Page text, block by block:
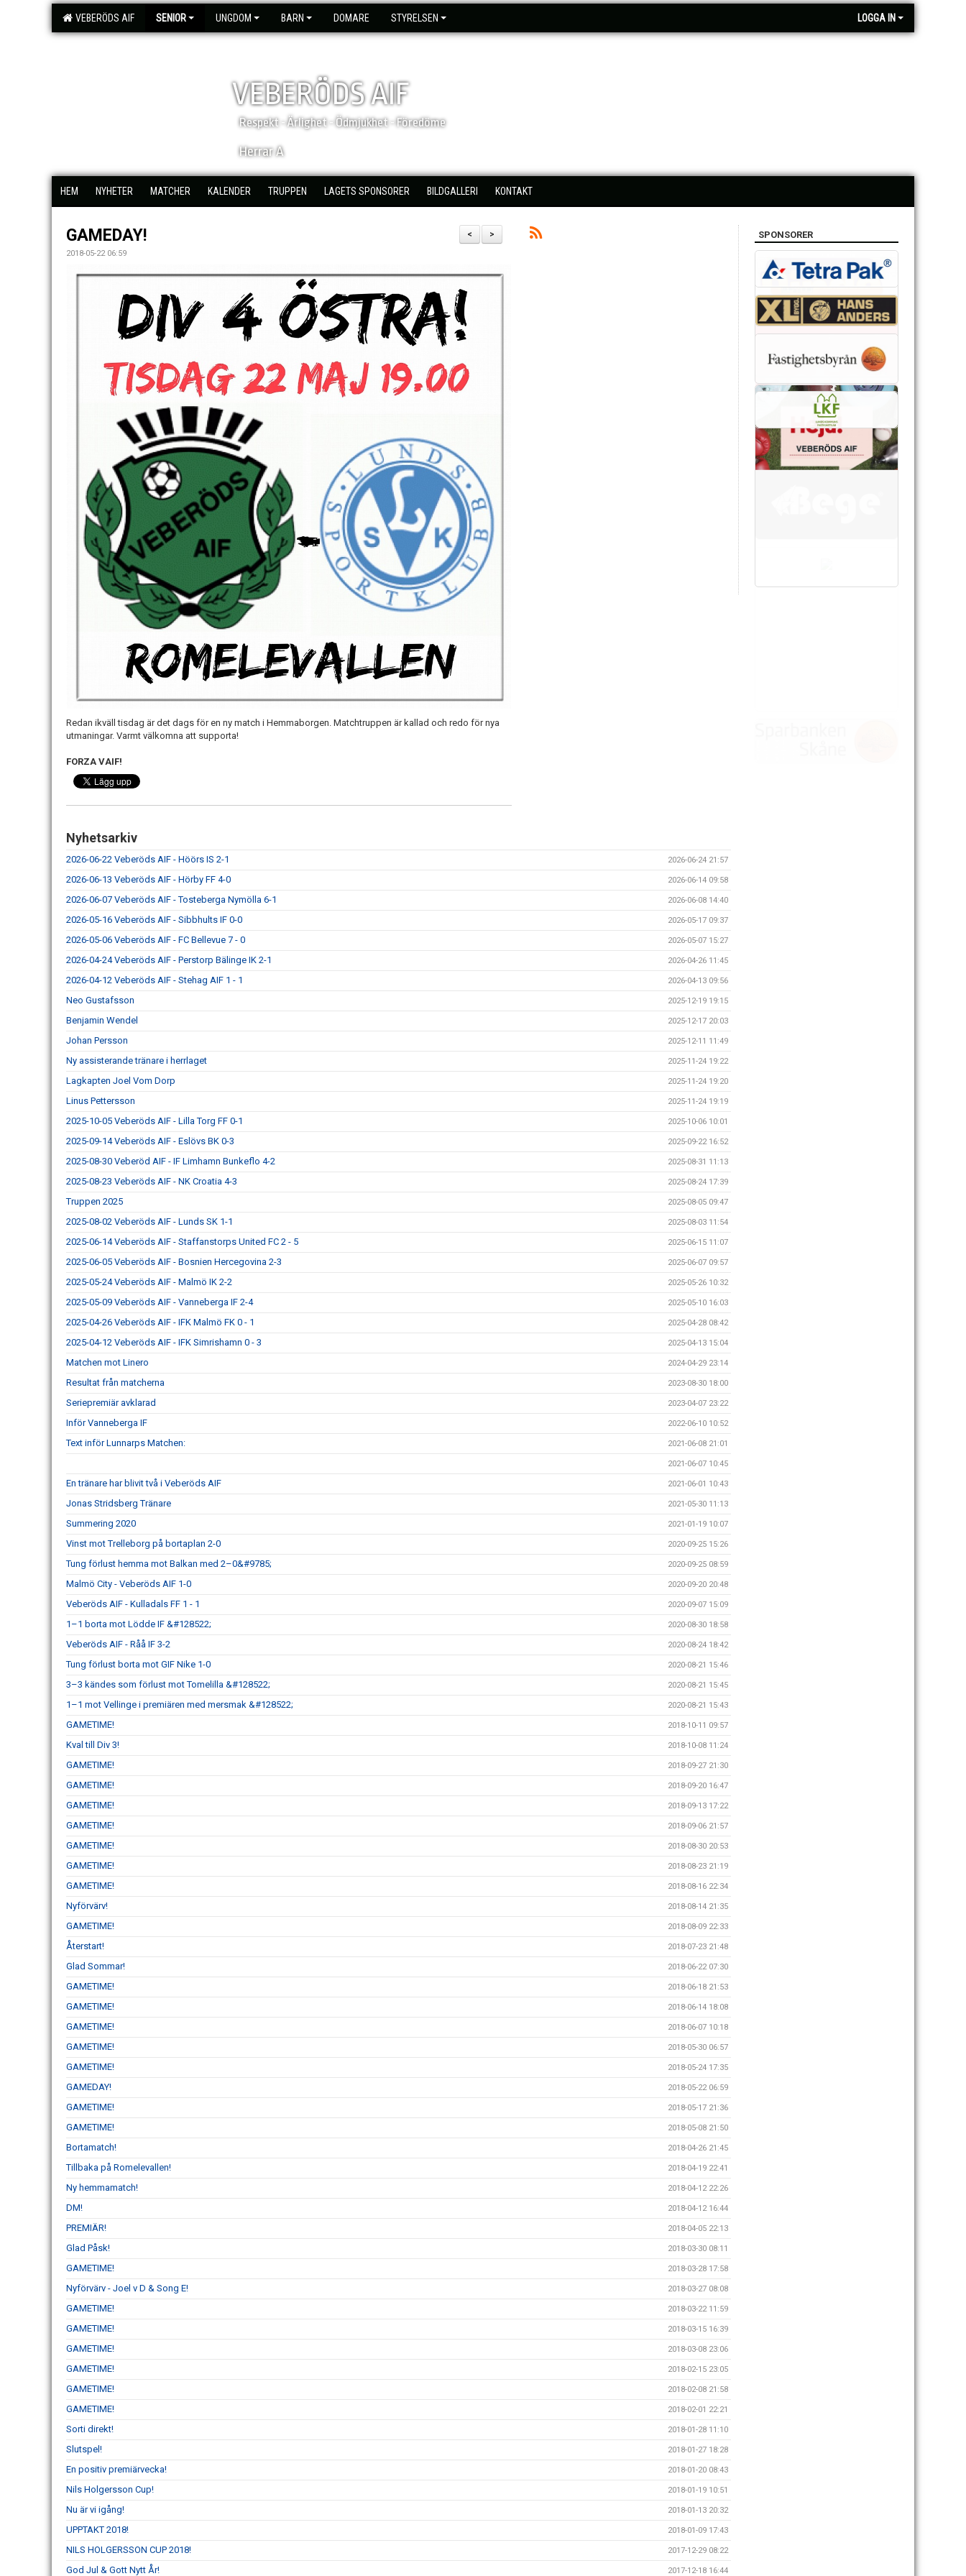
VEBERÖDS AIF SENIOR UNGDOM BARN DOMARE STYRELSEN LOGGA IN
VEBERÖDS AIF
Respekt - Ärlighet - Ödmjukhet - Föredöme
Herrar A
HEM NYHETER MATCHER KALENDER TRUPPEN LAGETS SPONSORER BILDGALLERI KONTAKT
>
<
GAMEDAY!
2018-05-22 06:59
Redan ikväll tisdag är det dags för en ny match i Hemmaborgen. Matchtruppen är kallad och redo för nya
utmaningar. Varmt välkomna att supporta!
FORZA VAIF!
Nyhetsarkiv
2026-06-22 Veberöds AIF - Höörs IS 2-1 2026-06-24 21:57
2026-06-13 Veberöds AIF - Hörby FF 4-0 2026-06-14 09:58
2026-06-07 Veberöds AIF - Tosteberga Nymölla 6-1 2026-06-08 14:40
2026-05-16 Veberöds AIF - Sibbhults IF 0-0 2026-05-17 09:37
2026-05-06 Veberöds AIF - FC Bellevue 7 - 0 2026-05-07 15:27
2026-04-24 Veberöds AIF - Perstorp Bälinge IK 2-1 2026-04-26 11:45
2026-04-12 Veberöds AIF - Stehag AIF 1 - 1 2026-04-13 09:56
Neo Gustafsson 2025-12-19 19:15
Benjamin Wendel 2025-12-17 20:03
Johan Persson 2025-12-11 11:49
Ny assisterande tränare i herrlaget 2025-11-24 19:22
Lagkapten Joel Vom Dorp 2025-11-24 19:20
Linus Pettersson 2025-11-24 19:19
2025-10-05 Veberöds AIF - Lilla Torg FF 0-1 2025-10-06 10:01
2025-09-14 Veberöds AIF - Eslövs BK 0-3 2025-09-22 16:52
2025-08-30 Veberöd AIF - IF Limhamn Bunkeflo 4-2 2025-08-31 11:13
2025-08-23 Veberöds AIF - NK Croatia 4-3 2025-08-24 17:39
Truppen 2025 2025-08-05 09:47
2025-08-02 Veberöds AIF - Lunds SK 1-1 2025-08-03 11:54
2025-06-14 Veberöds AIF - Staffanstorps United FC 2 - 5 2025-06-15 11:07
2025-06-05 Veberöds AIF - Bosnien Hercegovina 2-3 2025-06-07 09:57
2025-05-24 Veberöds AIF - Malmö IK 2-2 2025-05-26 10:32
2025-05-09 Veberöds AIF - Vanneberga IF 2-4 2025-05-10 16:03
2025-04-26 Veberöds AIF - IFK Malmö FK 0 - 1 2025-04-28 08:42
2025-04-12 Veberöds AIF - IFK Simrishamn 0 - 3 2025-04-13 15:04
Matchen mot Linero 2024-04-29 23:14
Resultat från matcherna 2023-08-30 18:00
Seriepremiär avklarad 2023-04-07 23:22
Inför Vanneberga IF 2022-06-10 10:52
Text inför Lunnarps Matchen: 2021-06-08 21:01
2021-06-07 10:45
En tränare har blivit två i Veberöds AIF 2021-06-01 10:43
Jonas Stridsberg Tränare 2021-05-30 11:13
Summering 2020 2021-01-19 10:07
Vinst mot Trelleborg på bortaplan 2-0 2020-09-25 15:26
Tung förlust hemma mot Balkan med 2–0&#9785; 2020-09-25 08:59
Malmö City - Veberöds AIF 1-0 2020-09-20 20:48
Veberöds AIF - Kulladals FF 1 - 1 2020-09-07 15:09
1–1 borta mot Lödde IF &#128522; 2020-08-30 18:58
Veberöds AIF - Råå IF 3-2 2020-08-24 18:42
Tung förlust borta mot GIF Nike 1-0 2020-08-21 15:46
3–3 kändes som förlust mot Tomelilla &#128522; 2020-08-21 15:45
1–1 mot Vellinge i premiären med mersmak &#128522; 2020-08-21 15:43
GAMETIME! 2018-10-11 09:57
Kval till Div 3! 2018-10-08 11:24
GAMETIME! 2018-09-27 21:30
GAMETIME! 2018-09-20 16:47
GAMETIME! 2018-09-13 17:22
GAMETIME! 2018-09-06 21:57
GAMETIME! 2018-08-30 20:53
GAMETIME! 2018-08-23 21:19
GAMETIME! 2018-08-16 22:34
Nyförvärv! 2018-08-14 21:35
GAMETIME! 2018-08-09 22:33
Återstart! 2018-07-23 21:48
Glad Sommar! 2018-06-22 07:30
GAMETIME! 2018-06-18 21:53
GAMETIME! 2018-06-14 18:08
GAMETIME! 2018-06-07 10:18
GAMETIME! 2018-05-30 06:57
GAMETIME! 2018-05-24 17:35
GAMEDAY! 2018-05-22 06:59
GAMETIME! 2018-05-17 21:36
GAMETIME! 2018-05-08 21:50
Bortamatch! 2018-04-26 21:45
Tillbaka på Romelevallen! 2018-04-19 22:41
Ny hemmamatch! 2018-04-12 22:26
DM! 2018-04-12 16:44
PREMIÄR! 2018-04-05 22:13
Glad Påsk! 2018-03-30 08:11
GAMETIME! 2018-03-28 17:58
Nyförvärv - Joel v D & Song E! 2018-03-27 08:08
GAMETIME! 2018-03-22 11:59
GAMETIME! 2018-03-15 16:39
GAMETIME! 2018-03-08 23:06
GAMETIME! 2018-02-15 23:05
GAMETIME! 2018-02-08 21:58
GAMETIME! 2018-02-01 22:21
Sorti direkt! 2018-01-28 11:10
Slutspel! 2018-01-27 18:28
En positiv premiärvecka! 2018-01-20 08:43
Nils Holgersson Cup! 2018-01-19 10:51
Nu är vi igång! 2018-01-13 20:32
UPPTAKT 2018! 2018-01-09 17:43
NILS HOLGERSSON CUP 2018! 2017-12-29 08:22
God Jul & Gott Nytt År! 2017-12-18 16:44
SPONSORER